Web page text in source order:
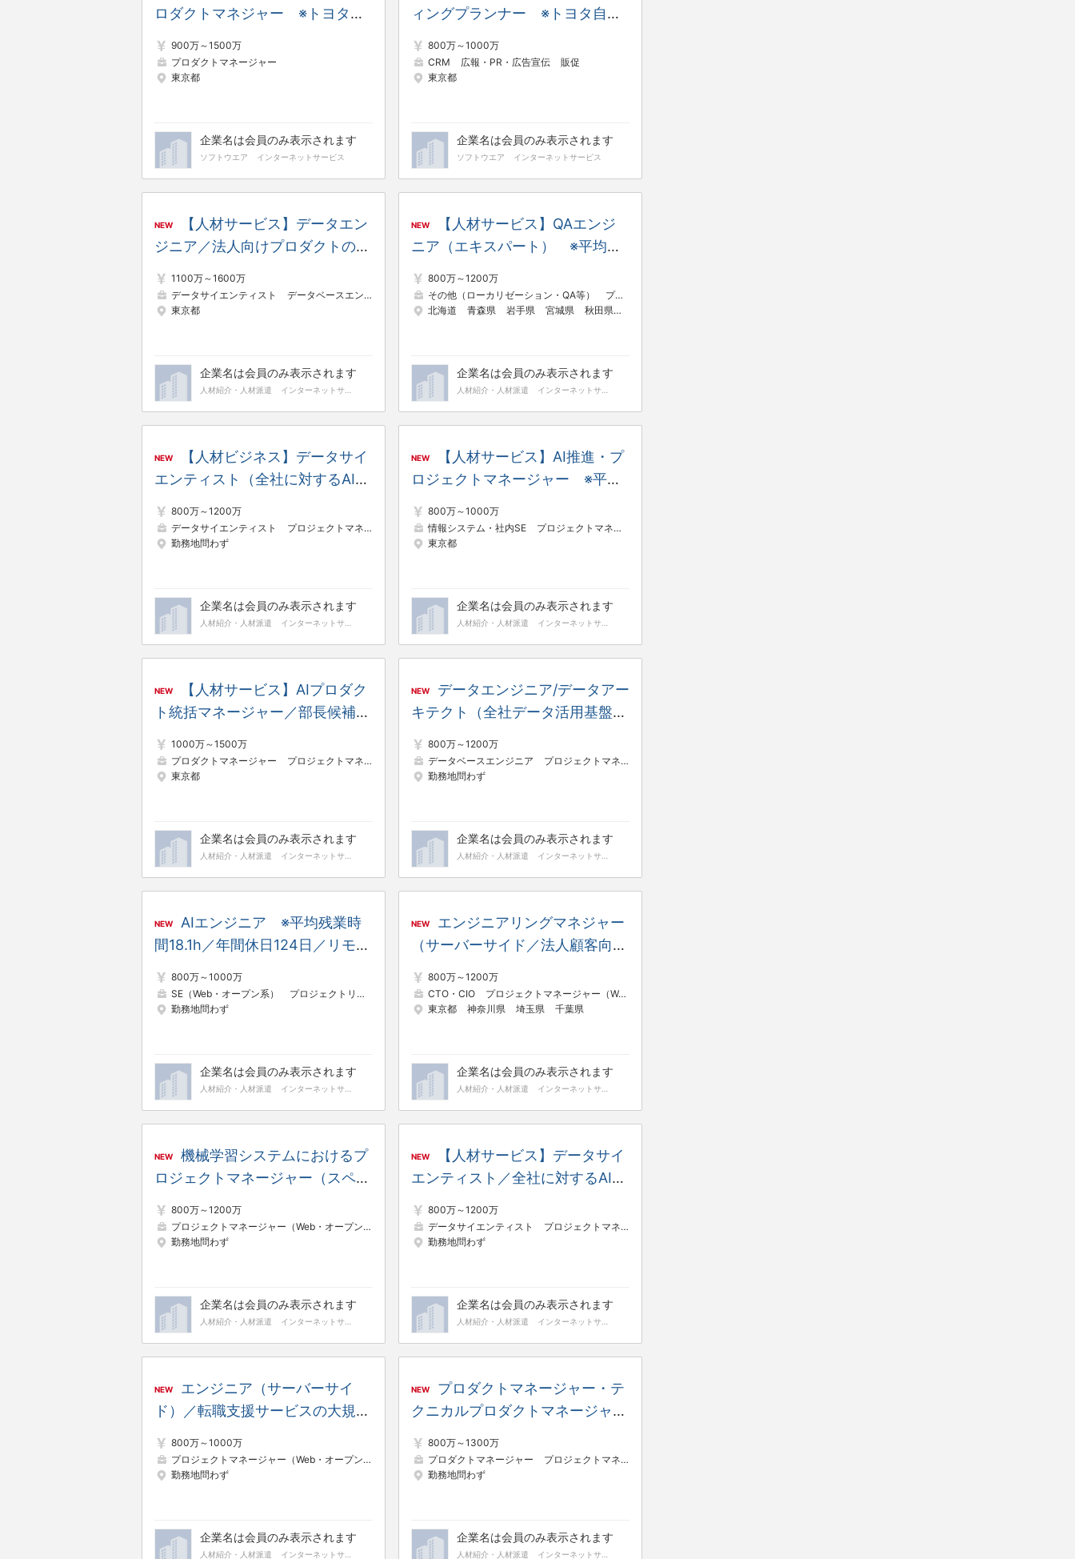
ロダクトマネジャー ※トヨタ自
MUFGなど日本を代表する大企業
が次々と導入
900万～1500万
プロダクトマネージャー
東京都
企業名は会員のみ表示されます
ソフトウエア インターネットサービス
ィングプランナー ※トヨタ自動
MUFGなど日本を代表する大企業
が次々と導入
800万～1000万
CRM
広報・PR・広告宣伝
販促
東京都
企業名は会員のみ表示されます
ソフトウエア インターネットサービス
NEW
【人材サービス】データエン
ジニア／法人向けプロダクトのデ
均残業時間18.1h／リモート／フ
レックス／年間休日124日
1100万～1600万
データサイエンティスト
データベースエンジニア
東京都
企業名は会員のみ表示されます
人材紹介・人材派遣 インターネットサービス
NEW
【人材サービス】QAエンジ
ニア（エキスパート） ※平均残
レックス／年間休日124日
800万～1200万
その他（ローカリゼーション・QA等）
プロジェクトマネージャー（Web・オープン系）
北海道
青森県 岩手県 宮城県 秋田県
企業名は会員のみ表示されます
人材紹介・人材派遣 インターネットサービス
NEW
【人材ビジネス】データサイ
エンティスト（全社に対するAI技
残業時間18.1h／リモート／フレ
ックス
800万～1200万
データサイエンティスト
プロジェクトマネージャー（Web・オープン系）
SE（Web・オープン系）
勤務地問わず
企業名は会員のみ表示されます
人材紹介・人材派遣 インターネットサービス
NEW
【人材サービス】AI推進・プ
ロジェクトマネージャー ※平均
ックス／年間休日124日
800万～1000万
情報システム・社内SE
プロジェクトマネージャー（Web・オープン系）
東京都
企業名は会員のみ表示されます
人材紹介・人材派遣 インターネットサービス
NEW
【人材サービス】AIプロダク
ト統括マネージャー／部長候補
リモート／フレックス／年間休日
124日
1000万～1500万
プロダクトマネージャー
プロジェクトマネージャー（Web・オープン系）
データサイエンティスト
東京都
企業名は会員のみ表示されます
人材紹介・人材派遣 インターネットサービス
NEW
データエンジニア/データアー
キテクト（全社データ活用基盤の
定、体制整備） ※平均残業時間
18.1h／リモート／フレックス
800万～1200万
データベースエンジニア
プロジェクトマネージャー（Web・オープン系）
勤務地問わず
企業名は会員のみ表示されます
人材紹介・人材派遣 インターネットサービス
NEW
AIエンジニア ※平均残業時
間18.1h／年間休日124日／リモー
800万～1000万
SE（Web・オープン系）
プロジェクトリーダー（Web・オープン系）
プロジェクトマネージャー（Web・オープン系）
勤務地問わず
企業名は会員のみ表示されます
人材紹介・人材派遣 インターネットサービス
NEW
エンジニアリングマネジャー
（サーバーサイド／法人顧客向け
18.1h／リモート／フレックス
800万～1200万
CTO・CIO
プロジェクトマネージャー（Web・オープン系）
東京都
神奈川県 埼玉県 千葉県
企業名は会員のみ表示されます
人材紹介・人材派遣 インターネットサービス
NEW
機械学習システムにおけるプ
ロジェクトマネージャー（スペシ
／リモート／フレックス
800万～1200万
プロジェクトマネージャー（Web・オープン系）
プロジェクトリーダー（Web・オープン系）
データサイエンティスト
勤務地問わず
企業名は会員のみ表示されます
人材紹介・人材派遣 インターネットサービス
NEW
【人材サービス】データサイ
エンティスト／全社に対するAI技
ート） ※平均残業時間18.1h／リ
モート／フレックス
800万～1200万
データサイエンティスト
プロジェクトマネージャー（Web・オープン系）
勤務地問わず
企業名は会員のみ表示されます
人材紹介・人材派遣 インターネットサービス
NEW
エンジニア（サーバーサイ
ド）／転職支援サービスの大規模
ーキテクト ※平均残業時間18.1h
／リモート／フレックス
800万～1000万
プロジェクトマネージャー（Web・オープン系）
プロジェクトリーダー（Web・オープン系）
情報システム・社内SE
勤務地問わず
企業名は会員のみ表示されます
人材紹介・人材派遣 インターネットサービス
NEW
プロダクトマネージャー・テ
クニカルプロダクトマネージャ
ト／フレックス
800万～1300万
プロダクトマネージャー
プロジェクトマネージャー（Web・オープン系）
勤務地問わず
企業名は会員のみ表示されます
人材紹介・人材派遣 インターネットサービス